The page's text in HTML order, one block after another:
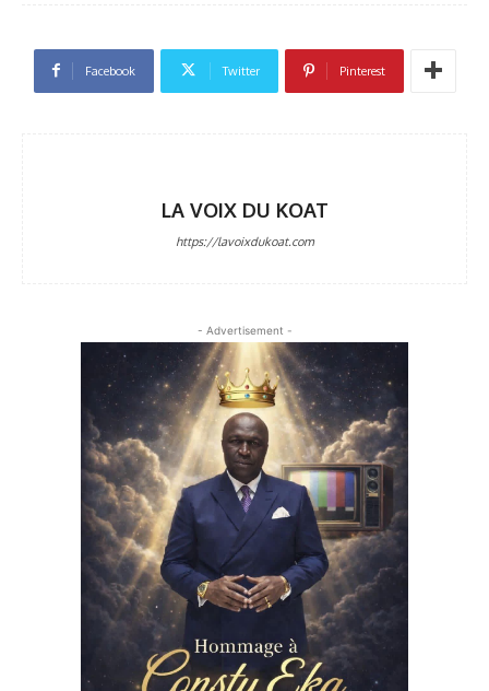
Facebook Twitter Pinterest
LA VOIX DU KOAT
https://lavoixdukoat.com
- Advertisement -